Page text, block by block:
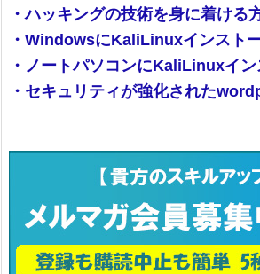
・ハッキングの技術を身に着ける
・WindowsにKaliLinuxインスト
・ノートパソコンにKaliLinuxイ
・セキュリティが強化された